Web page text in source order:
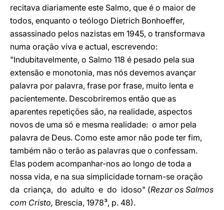
recitava diariamente este Salmo, que é o maior de
todos, enquanto o teólogo Dietrich Bonhoeffer,
assassinado pelos nazistas em 1945, o transformava
numa oração viva e actual, escrevendo:
"Indubitavelmente, o Salmo 118 é pesado pela sua
extensão e monotonia, mas nós devemos avançar
palavra por palavra, frase por frase, muito lenta e
pacientemente. Descobriremos então que as
aparentes repetições são, na realidade, aspectos
novos de uma só e mesma realidade: o amor pela
palavra de Deus. Como este amor não pode ter fim,
também não o terão as palavras que o confessam.
Elas podem acompanhar-nos ao longo de toda a
nossa vida, e na sua simplicidade tornam-se oração
da criança, do adulto e do idoso" (Rezar os Salmos
com Cristo, Brescia, 1978³, p. 48).